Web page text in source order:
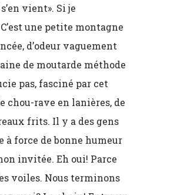
vient». Si je
une petite montagne
d’odeur vaguement
de moutarde méthode
pas, fasciné par cet
chou-rave en lanières, de
frits. Il y a des gens
à force de bonne humeur
invitée. Eh oui! Parce
voiles. Nous terminons